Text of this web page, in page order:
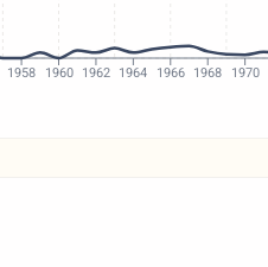
1958 1960 1962 1964 1966 1968 1970